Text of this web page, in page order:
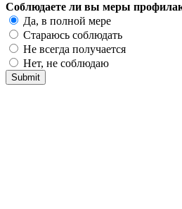
Соблюдаете ли вы меры
Да, в полной мере
Стараюсь соблюдать
Не всегда получается
Нет, не соблюдаю